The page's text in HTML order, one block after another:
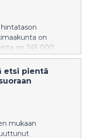
on
on 245 000
saa keskimäärin
luvuilla
peräti 457 000
on Etelä-
etsi pientä
mukaan